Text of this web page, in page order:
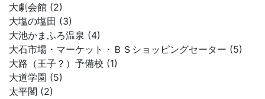
大劇会館 (2)
大塩の塩田 (3)
大池かまふろ温泉 (4)
大石市場・マーケット・ＢＳショッピングセーター (5)
大路（王子？）予備校 (1)
大道学園 (5)
太平閣 (2)